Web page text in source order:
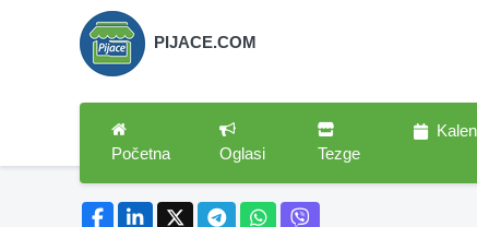
PIJACE.COM
Početna Oglasi Tezge